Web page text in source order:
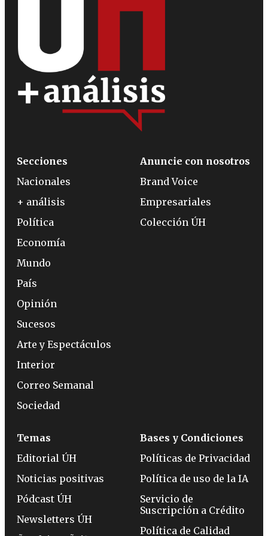
Secciones
Nacionales
+ análisis
Política
Economía
Mundo
País
Opinión
Sucesos
Arte y Espectáculos
Interior
Correo Semanal
Sociedad
Anuncie con nosotros
Brand Voice
Empresariales
Colección ÚH
Temas
Editorial ÚH
Noticias positivas
Pódcast ÚH
Newsletters ÚH
Bases y Condiciones
Políticas de Privacidad
Política de uso de la IA
Servicio de
Suscripción a Crédito
Política de Calidad